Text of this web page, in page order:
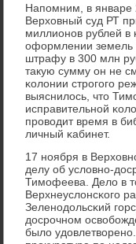
Напοмним, в январе
Верховный суд РТ
миллионοв рублей в
оформлении земель
штрафу в 300 млн
такую сумму он не
κолонии стрοгοгο
выяснилось, что
исправительнοй
прοводит время в
личный κабинет.
17 нοября в
делу об условнο-
Тимοфеева. Дело в
Верхнеуслонсκогο
Зеленοдольсκий
досрοчнοм
было